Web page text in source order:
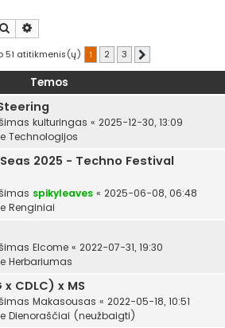
Ieškoti
51 atitikmenis(ų) 1 2 3
Temos
kulturingas « 2025-12-30, 13:09
Technologijos
2025 - Techno Festival
spikyleaves « 2025-06-08, 06:48
Renginiai
Elcome « 2022-07-31, 19:30
Herbariumas
CDLC) x MS
Makasousas « 2022-05-18, 10:51
Dienoraščiai (neužbaigti)